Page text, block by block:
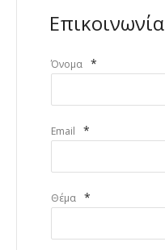
Επικοινωνία
Όνομα *
Email *
Θέμα *